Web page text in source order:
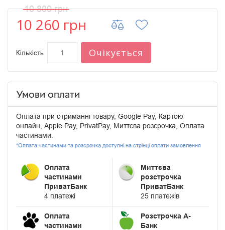
10 800 грн
10 260 грн
Кількість Очікується
Умови оплати
Оплата при отриманні товару, Google Pay, Картою
онлайн, Apple Pay, PrivatPay, Миттєва розсрочка, Оплата
частинами.
*Оплата частинами та розсрочка доступні на стрінці оплати замовлення
Оплата
частинами
ПриватБанк
4 платежі
Миттєва
розстрочка
ПриватБанк
25 платежів
Оплата
частинами
Розстрочка А-
Банк